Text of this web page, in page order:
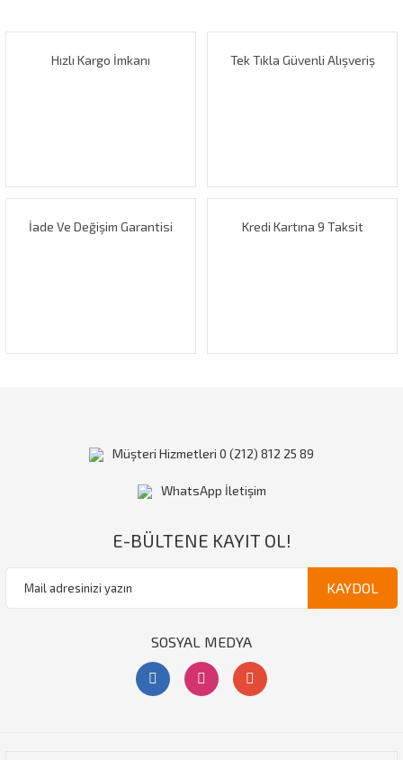
Görüş ve önerileriniz için teşekkür ederiz.
Hızlı Kargo İmkanı Tek Tıkla Güvenli Alışveriş
İade Ve Değişim Garantisi Kredi Kartına 9 Taksit
Müşteri Hizmetleri 0 (212) 812 25 89
WhatsApp İletişim
E-BÜLTENE KAYIT OL!
KAYDOL
SOSYAL MEDYA